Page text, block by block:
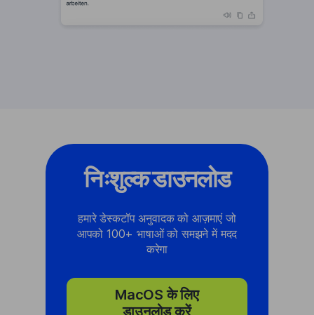
निःशुल्क डाउनलोड
हमारे डेस्कटॉप अनुवादक को आज़माएं जो
आपको 100+ भाषाओं को समझने में मदद
करेगा
MacOS के लिए